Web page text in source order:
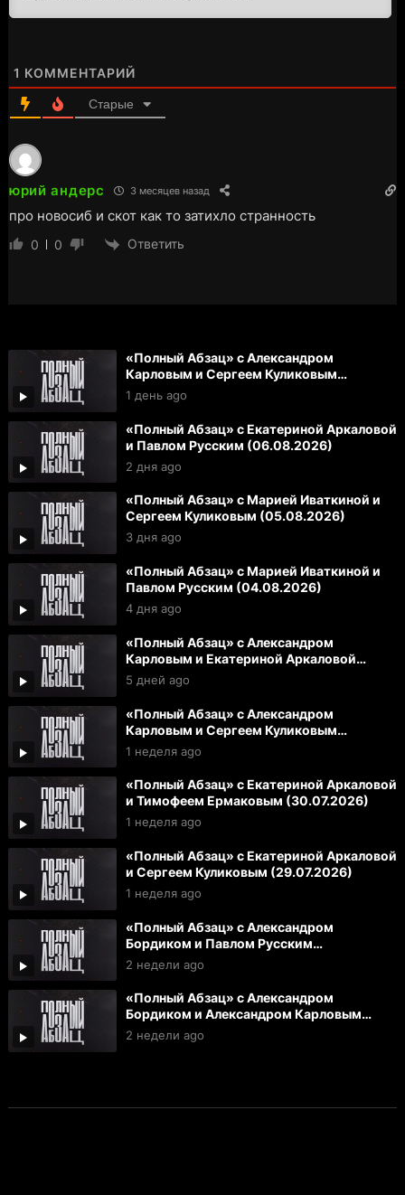
1 КОММЕНТАРИЙ
Старые
юрий андерс 3 месяцев назад
про новосиб и скот как то затихло странность
0 0 Ответить
«Полный Абзац» с Александром
Карловым и Сергеем Куликовым
(07.08.2026)
1 день ago
«Полный Абзац» с Екатериной Аркаловой
и Павлом Русским (06.08.2026)
2 дня ago
«Полный Абзац» с Марией Иваткиной и
Сергеем Куликовым (05.08.2026)
3 дня ago
«Полный Абзац» с Марией Иваткиной и
Павлом Русским (04.08.2026)
4 дня ago
«Полный Абзац» с Александром
Карловым и Екатериной Аркаловой
(03.08.2026)
5 дней ago
«Полный Абзац» с Александром
Карловым и Сергеем Куликовым
(31.07.2026)
1 неделя ago
«Полный Абзац» с Екатериной Аркаловой
и Тимофеем Ермаковым (30.07.2026)
1 неделя ago
«Полный Абзац» с Екатериной Аркаловой
и Сергеем Куликовым (29.07.2026)
1 неделя ago
«Полный Абзац» с Александром
Бордиком и Павлом Русским
(28.07.2026)
2 недели ago
«Полный Абзац» с Александром
Бордиком и Александром Карловым
(27.07.2026)
2 недели ago